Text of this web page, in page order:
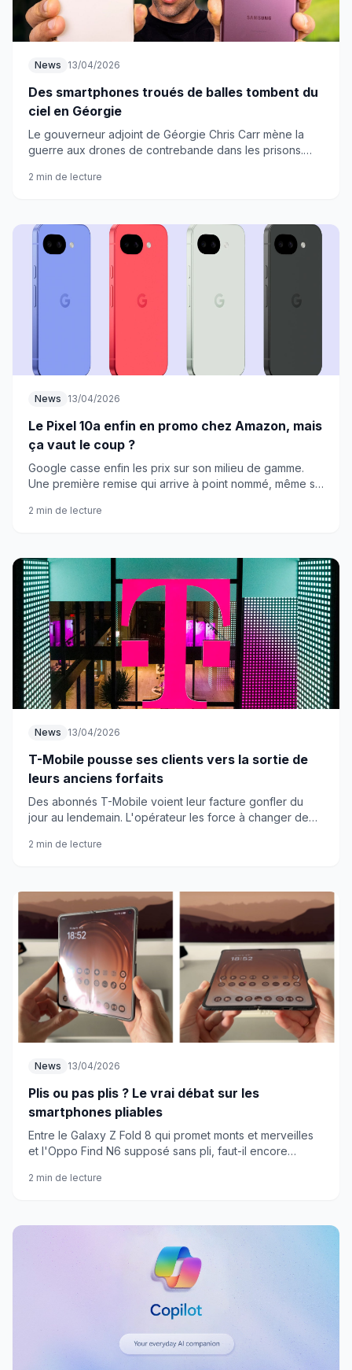
News 13/04/2026
Des smartphones troués de balles tombent du
ciel en Géorgie
Le gouverneur adjoint de Géorgie Chris Carr mène la
guerre aux drones de contrebande dans les prisons.
un peu partout.
2 min de lecture
News 13/04/2026
Le Pixel 10a enfin en promo chez Amazon, mais
ça vaut le coup ?
Google casse enfin les prix sur son milieu de gamme.
Une première remise qui arrive à point nommé, même si
2 min de lecture
News 13/04/2026
T-Mobile pousse ses clients vers la sortie de
leurs anciens forfaits
Des abonnés T-Mobile voient leur facture gonfler du
jour au lendemain. L'opérateur les force à changer de
2 min de lecture
News 13/04/2026
Plis ou pas plis ? Le vrai débat sur les
smartphones pliables
Entre le Galaxy Z Fold 8 qui promet monts et merveilles
et l'Oppo Find N6 supposé sans pli, faut-il encore
2 min de lecture